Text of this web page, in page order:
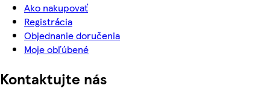
Ako nakupovať
Registrácia
Objednanie doručenia
Moje obľúbené
Kontaktujte nás